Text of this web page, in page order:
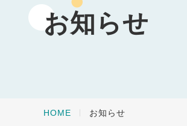
お知らせ
HOME お知らせ